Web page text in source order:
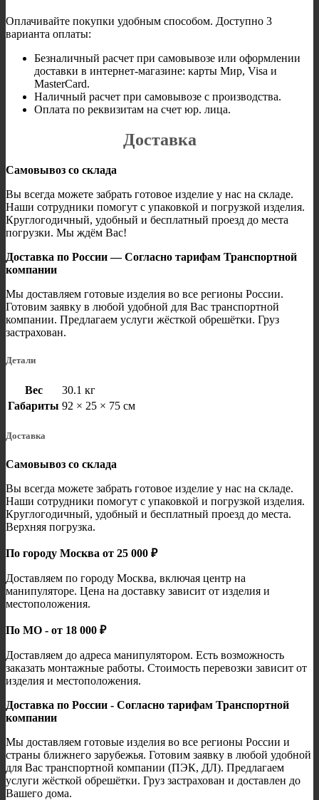
Оплачивайте покупки удобным способом. Доступно 3
варианта оплаты:
Безналичный расчет при самовывозе или оформлении
доставки в интернет-магазине: карты Мир, Visa и
MasterCard.
Наличный расчет при самовывозе с производства.
Оплата по реквизитам на счет юр. лица.
Доставка
Самовывоз со склада
Вы всегда можете забрать готовое изделие у нас на складе.
Наши сотрудники помогут с упаковкой и погрузкой изделия.
Круглогодичный, удобный и бесплатный проезд до места
погрузки. Мы ждём Вас!
Доставка по России — Согласно тарифам Транспортной
компании
Мы доставляем готовые изделия во все регионы России.
Готовим заявку в любой удобной для Вас транспортной
компании. Предлагаем услуги жёсткой обрешётки. Груз
застрахован.
Детали
Вес
30.1 кг
Габариты 92 × 25 × 75 см
Доставка
Самовывоз со склада
Вы всегда можете забрать готовое изделие у нас на складе.
Наши сотрудники помогут с упаковкой и погрузкой изделия.
Круглогодичный, удобный и бесплатный проезд до места.
Верхняя погрузка.
По городу Москва от 25 000 ₽
Доставляем по городу Москва, включая центр на
манипуляторе. Цена на доставку зависит от изделия и
местоположения.
По МО - от 18 000 ₽
Доставляем до адреса манипулятором. Есть возможность
заказать монтажные работы. Стоимость перевозки зависит от
изделия и местоположения.
Доставка по России - Согласно тарифам Транспортной
компании
Мы доставляем готовые изделия во все регионы России и
страны ближнего зарубежья. Готовим заявку в любой удобной
для Вас транспортной компании (ПЭК, ДЛ). Предлагаем
услуги жёсткой обрешётки. Груз застрахован и доставлен до
Вашего дома.